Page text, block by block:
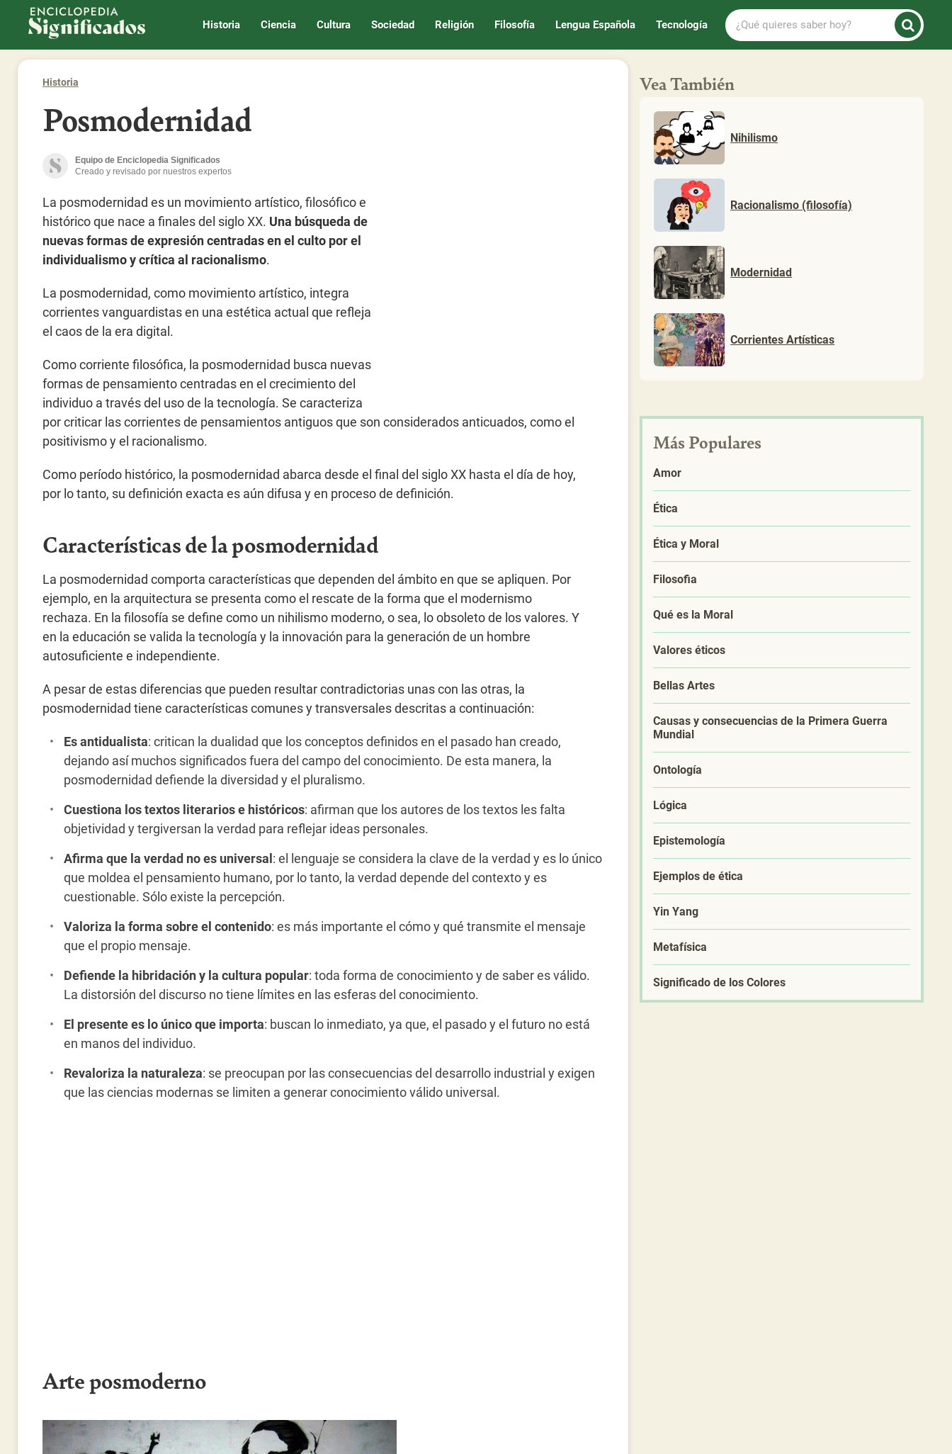
Enciclopedia Significados
Historia Ciencia Cultura Sociedad Religión Filosofía Lengua Española Tecnología
¿Qué
quieres
saber
Historia
Posmodernidad
Equipo de Enciclopedia Significados
Creado y revisado por nuestros expertos
La posmodernidad es un movimiento artístico, filosófico e
histórico que nace a finales del siglo XX. Una búsqueda de
nuevas formas de expresión centradas en el culto por el
individualismo y crítica al racionalismo.
La posmodernidad, como movimiento artístico, integra
corrientes vanguardistas en una estética actual que refleja
el caos de la era digital.
Como corriente filosófica, la posmodernidad busca nuevas
formas de pensamiento centradas en el crecimiento del
individuo a través del uso de la tecnología. Se caracteriza
por criticar las corrientes de pensamientos antiguos que son considerados anticuados, como el
positivismo y el racionalismo.
Como período histórico, la posmodernidad abarca desde el final del siglo XX hasta el día de hoy,
por lo tanto, su definición exacta es aún difusa y en proceso de definición.
Características de la posmodernidad
La posmodernidad comporta características que dependen del ámbito en que se apliquen. Por
ejemplo, en la arquitectura se presenta como el rescate de la forma que el modernismo
rechaza. En la filosofía se define como un nihilismo moderno, o sea, lo obsoleto de los valores. Y
en la educación se valida la tecnología y la innovación para la generación de un hombre
autosuficiente e independiente.
A pesar de estas diferencias que pueden resultar contradictorias unas con las otras, la
posmodernidad tiene características comunes y transversales descritas a continuación:
Es antidualista: critican la dualidad que los conceptos definidos en el pasado han creado,
dejando así muchos significados fuera del campo del conocimiento. De esta manera, la
posmodernidad defiende la diversidad y el pluralismo.
Cuestiona los textos literarios e históricos: afirman que los autores de los textos les falta
objetividad y tergiversan la verdad para reflejar ideas personales.
Afirma que la verdad no es universal : el lenguaje se considera la clave de la verdad y es lo único
que moldea el pensamiento humano, por lo tanto, la verdad depende del contexto y es
cuestionable. Sólo existe la percepción.
Valoriza la forma sobre el contenido: es más importante el cómo y qué transmite el mensaje
que el propio mensaje.
Defiende la hibridación y la cultura popular: toda forma de conocimiento y de saber es válido.
La distorsión del discurso no tiene límites en las esferas del conocimiento.
El presente es lo único que importa: buscan lo inmediato, ya que, el pasado y el futuro no está
en manos del individuo.
Revaloriza la naturaleza: se preocupan por las consecuencias del desarrollo industrial y exigen
que las ciencias modernas se limiten a generar conocimiento válido universal.
Arte posmoderno
Vea También
Nihilismo
Racionalismo (filosofía)
Modernidad
Corrientes Artísticas
Más Populares
Amor
Ética
Ética y Moral
Filosofia
Qué es la Moral
Valores éticos
Bellas Artes
Causas y consecuencias de la Primera Guerra
Mundial
Ontología
Lógica
Epistemología
Ejemplos de ética
Yin Yang
Metafísica
Significado de los Colores